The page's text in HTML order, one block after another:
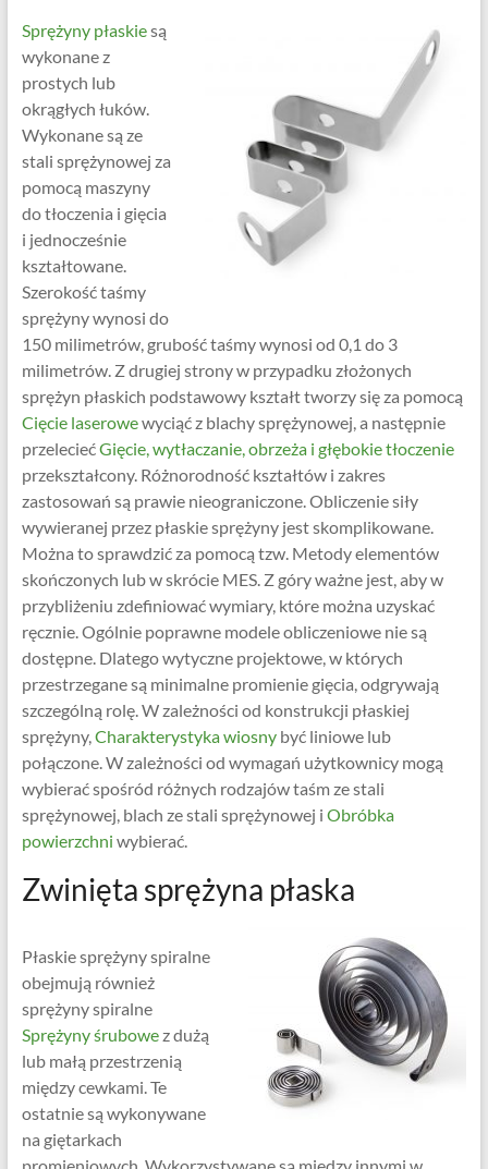
Sprężyny płaskiesą
wykonane z
prostych lub
okrągłych łuków.
Wykonane są ze
stali sprężynowej za
pomocą maszyny
do tłoczenia i gięcia
i jednocześnie
kształtowane.
Szerokość taśmy
sprężyny wynosi do
150 milimetrów, grubość taśmy wynosi od 0,1 do 3
milimetrów. Z drugiej strony w przypadku złożonych
sprężyn płaskich podstawowy kształt tworzy się za pomocą
Cięcie laserowewyciąć z blachy sprężynowej, a następnie
przeleciećGięcie, wytłaczanie, obrzeża i głębokie tłoczenie
przekształcony. Różnorodność kształtów i zakres
zastosowań są prawie nieograniczone. Obliczenie siły
wywieranej przez płaskie sprężyny jest skomplikowane.
Można to sprawdzić za pomocą tzw. Metody elementów
skończonych lub w skrócie MES. Z góry ważne jest, aby w
przybliżeniu zdefiniować wymiary, które można uzyskać
ręcznie. Ogólnie poprawne modele obliczeniowe nie są
dostępne. Dlatego wytyczne projektowe, w których
przestrzegane są minimalne promienie gięcia, odgrywają
szczególną rolę. W zależności od konstrukcji płaskiej
sprężyny,Charakterystyka wiosnybyć liniowe lub
połączone. W zależności od wymagań użytkownicy mogą
wybierać spośród różnych rodzajów taśm ze stali
sprężynowej, blach ze stali sprężynowej i Obróbka
powierzchni wybierać.
Zwinięta sprężyna płaska
Płaskie sprężyny spiralne
obejmują również
sprężyny spiralne
Sprężyny śrubowez dużą
lub małą przestrzenią
między cewkami. Te
ostatnie są wykonywane
na giętarkach